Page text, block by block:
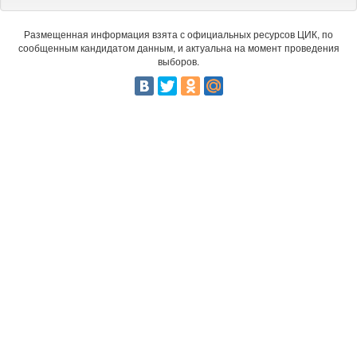
Размещенная информация взята с официальных ресурсов ЦИК, по
сообщенным кандидатом данным, и актуальна на момент проведения
выборов.